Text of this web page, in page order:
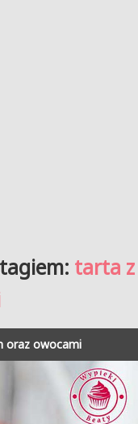
tarta z
oraz owocami